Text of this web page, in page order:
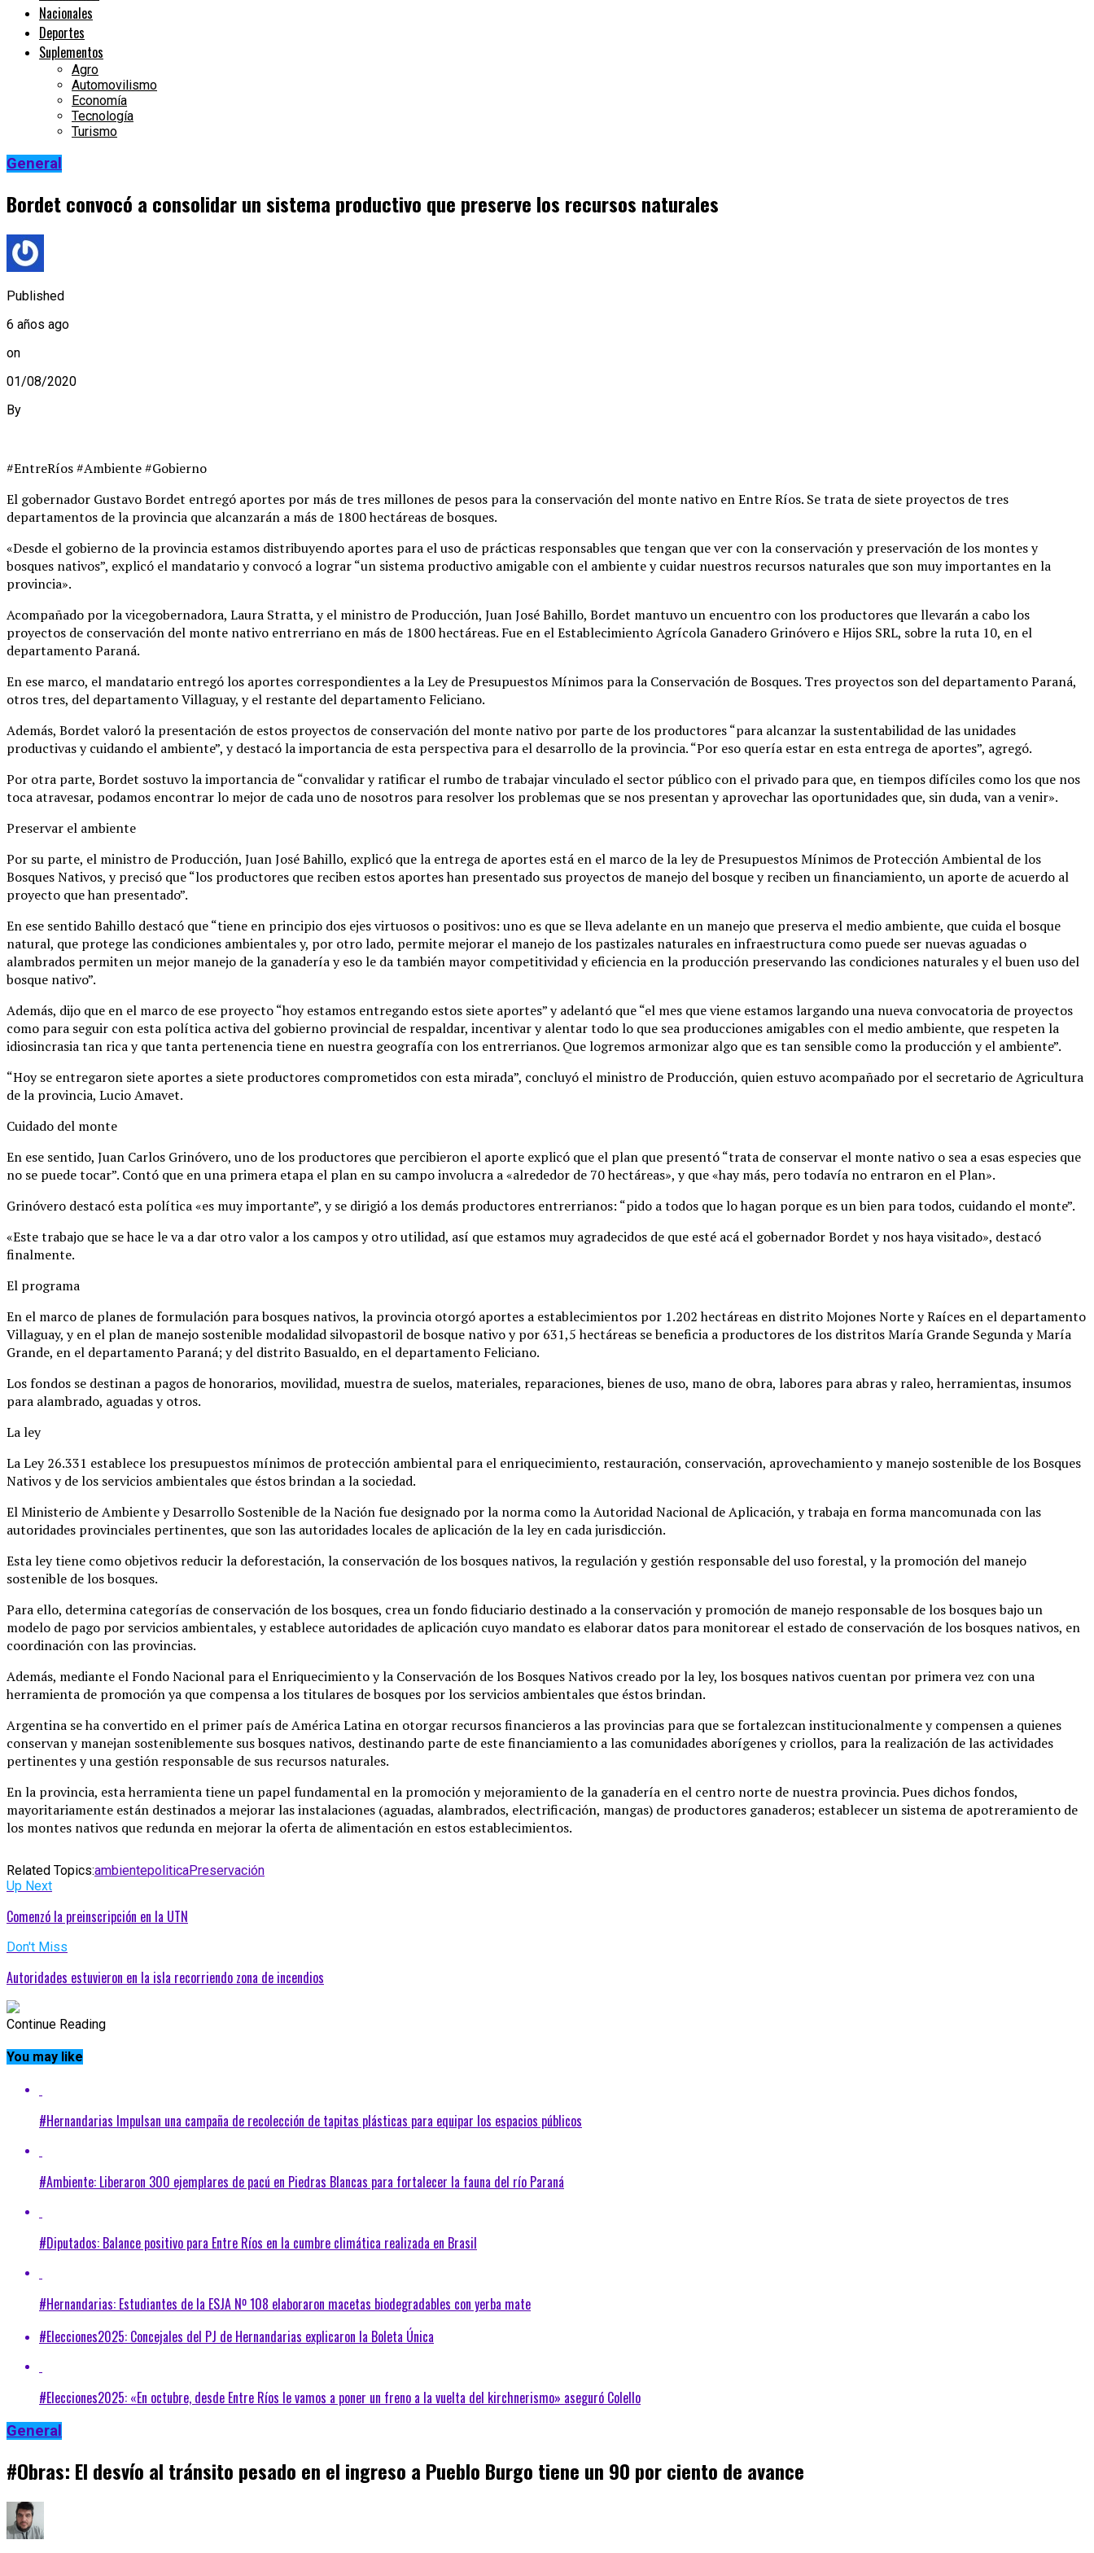
Nacionales
Deportes
Suplementos
Agro
Automovilismo
Economía
Tecnología
Turismo
General
Bordet convocó a consolidar un sistema productivo que preserve los recursos naturales
Published
6 años ago
on
01/08/2020
By
#EntreRíos #Ambiente #Gobierno
El gobernador Gustavo Bordet entregó aportes por más de tres millones de pesos para la conservación del monte nativo en Entre Ríos. Se trata de siete proyectos de tres
departamentos de la provincia que alcanzarán a más de 1800 hectáreas de bosques.
«Desde el gobierno de la provincia estamos distribuyendo aportes para el uso de prácticas responsables que tengan que ver con la conservación y preservación de los montes y
bosques nativos”, explicó el mandatario y convocó a lograr “un sistema productivo amigable con el ambiente y cuidar nuestros recursos naturales que son muy importantes en la
provincia».
Acompañado por la vicegobernadora, Laura Stratta, y el ministro de Producción, Juan José Bahillo, Bordet mantuvo un encuentro con los productores que llevarán a cabo los
proyectos de conservación del monte nativo entrerriano en más de 1800 hectáreas. Fue en el Establecimiento Agrícola Ganadero Grinóvero e Hijos SRL, sobre la ruta 10, en el
departamento Paraná.
En ese marco, el mandatario entregó los aportes correspondientes a la Ley de Presupuestos Mínimos para la Conservación de Bosques. Tres proyectos son del departamento Paraná,
otros tres, del departamento Villaguay, y el restante del departamento Feliciano.
Además, Bordet valoró la presentación de estos proyectos de conservación del monte nativo por parte de los productores “para alcanzar la sustentabilidad de las unidades
productivas y cuidando el ambiente”, y destacó la importancia de esta perspectiva para el desarrollo de la provincia. “Por eso quería estar en esta entrega de aportes”, agregó.
Por otra parte, Bordet sostuvo la importancia de “convalidar y ratificar el rumbo de trabajar vinculado el sector público con el privado para que, en tiempos difíciles como los que nos
toca atravesar, podamos encontrar lo mejor de cada uno de nosotros para resolver los problemas que se nos presentan y aprovechar las oportunidades que, sin duda, van a venir».
Preservar el ambiente
Por su parte, el ministro de Producción, Juan José Bahillo, explicó que la entrega de aportes está en el marco de la ley de Presupuestos Mínimos de Protección Ambiental de los
Bosques Nativos, y precisó que “los productores que reciben estos aportes han presentado sus proyectos de manejo del bosque y reciben un financiamiento, un aporte de acuerdo al
proyecto que han presentado”.
En ese sentido Bahillo destacó que “tiene en principio dos ejes virtuosos o positivos: uno es que se lleva adelante en un manejo que preserva el medio ambiente, que cuida el bosque
natural, que protege las condiciones ambientales y, por otro lado, permite mejorar el manejo de los pastizales naturales en infraestructura como puede ser nuevas aguadas o
alambrados permiten un mejor manejo de la ganadería y eso le da también mayor competitividad y eficiencia en la producción preservando las condiciones naturales y el buen uso del
bosque nativo”.
Además, dijo que en el marco de ese proyecto “hoy estamos entregando estos siete aportes” y adelantó que “el mes que viene estamos largando una nueva convocatoria de proyectos
como para seguir con esta política activa del gobierno provincial de respaldar, incentivar y alentar todo lo que sea producciones amigables con el medio ambiente, que respeten la
idiosincrasia tan rica y que tanta pertenencia tiene en nuestra geografía con los entrerrianos. Que logremos armonizar algo que es tan sensible como la producción y el ambiente”.
“Hoy se entregaron siete aportes a siete productores comprometidos con esta mirada”, concluyó el ministro de Producción, quien estuvo acompañado por el secretario de Agricultura
de la provincia, Lucio Amavet.
Cuidado del monte
En ese sentido, Juan Carlos Grinóvero, uno de los productores que percibieron el aporte explicó que el plan que presentó “trata de conservar el monte nativo o sea a esas especies que
no se puede tocar”. Contó que en una primera etapa el plan en su campo involucra a «alrededor de 70 hectáreas», y que «hay más, pero todavía no entraron en el Plan».
Grinóvero destacó esta política «es muy importante”, y se dirigió a los demás productores entrerrianos: “pido a todos que lo hagan porque es un bien para todos, cuidando el monte”.
«Este trabajo que se hace le va a dar otro valor a los campos y otro utilidad, así que estamos muy agradecidos de que esté acá el gobernador Bordet y nos haya visitado», destacó
finalmente.
El programa
En el marco de planes de formulación para bosques nativos, la provincia otorgó aportes a establecimientos por 1.202 hectáreas en distrito Mojones Norte y Raíces en el departamento
Villaguay, y en el plan de manejo sostenible modalidad silvopastoril de bosque nativo y por 631,5 hectáreas se beneficia a productores de los distritos María Grande Segunda y María
Grande, en el departamento Paraná; y del distrito Basualdo, en el departamento Feliciano.
Los fondos se destinan a pagos de honorarios, movilidad, muestra de suelos, materiales, reparaciones, bienes de uso, mano de obra, labores para abras y raleo, herramientas, insumos
para alambrado, aguadas y otros.
La ley
La Ley 26.331 establece los presupuestos mínimos de protección ambiental para el enriquecimiento, restauración, conservación, aprovechamiento y manejo sostenible de los Bosques
Nativos y de los servicios ambientales que éstos brindan a la sociedad.
El Ministerio de Ambiente y Desarrollo Sostenible de la Nación fue designado por la norma como la Autoridad Nacional de Aplicación, y trabaja en forma mancomunada con las
autoridades provinciales pertinentes, que son las autoridades locales de aplicación de la ley en cada jurisdicción.
Esta ley tiene como objetivos reducir la deforestación, la conservación de los bosques nativos, la regulación y gestión responsable del uso forestal, y la promoción del manejo
sostenible de los bosques.
Para ello, determina categorías de conservación de los bosques, crea un fondo fiduciario destinado a la conservación y promoción de manejo responsable de los bosques bajo un
modelo de pago por servicios ambientales, y establece autoridades de aplicación cuyo mandato es elaborar datos para monitorear el estado de conservación de los bosques nativos, en
coordinación con las provincias.
Además, mediante el Fondo Nacional para el Enriquecimiento y la Conservación de los Bosques Nativos creado por la ley, los bosques nativos cuentan por primera vez con una
herramienta de promoción ya que compensa a los titulares de bosques por los servicios ambientales que éstos brindan.
Argentina se ha convertido en el primer país de América Latina en otorgar recursos financieros a las provincias para que se fortalezcan institucionalmente y compensen a quienes
conservan y manejan sosteniblemente sus bosques nativos, destinando parte de este financiamiento a las comunidades aborígenes y criollos, para la realización de las actividades
pertinentes y una gestión responsable de sus recursos naturales.
En la provincia, esta herramienta tiene un papel fundamental en la promoción y mejoramiento de la ganadería en el centro norte de nuestra provincia. Pues dichos fondos,
mayoritariamente están destinados a mejorar las instalaciones (aguadas, alambrados, electrificación, mangas) de productores ganaderos; establecer un sistema de apotreramiento de
los montes nativos que redunda en mejorar la oferta de alimentación en estos establecimientos.
Related Topics:ambientepoliticaPreservación
Up Next
Comenzó la preinscripción en la UTN
Don't Miss
Autoridades estuvieron en la isla recorriendo zona de incendios
Continue Reading
You may like
#Hernandarias Impulsan una campaña de recolección de tapitas plásticas para equipar los espacios públicos
#Ambiente: Liberaron 300 ejemplares de pacú en Piedras Blancas para fortalecer la fauna del río Paraná
#Diputados: Balance positivo para Entre Ríos en la cumbre climática realizada en Brasil
#Hernandarias: Estudiantes de la ESJA Nº 108 elaboraron macetas biodegradables con yerba mate
#Elecciones2025: Concejales del PJ de Hernandarias explicaron la Boleta Única
#Elecciones2025: «En octubre, desde Entre Ríos le vamos a poner un freno a la vuelta del kirchnerismo» aseguró Colello
General
#Obras: El desvío al tránsito pesado en el ingreso a Pueblo Burgo tiene un 90 por ciento de avance